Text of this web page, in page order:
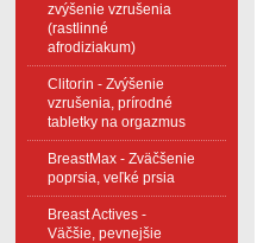
zvýšenie vzrušenia
(rastlinné
afrodiziakum)
Clitorin - Zvýšenie
vzrušenia, prírodné
tabletky na orgazmus
BreastMax - Zväčšenie
poprsia, veľké prsia
Breast Actives -
Väčšie, pevnejšie